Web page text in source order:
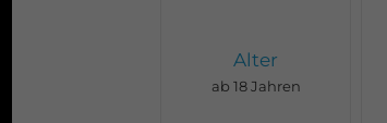
Alter
ab 18 Jahren